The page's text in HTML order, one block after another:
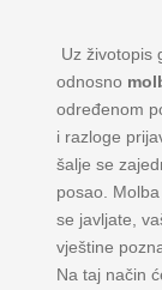
Uz životopis
odnosno
određenom
i razloge
šalje se
posao.
se javljate,
vještine
Na taj način